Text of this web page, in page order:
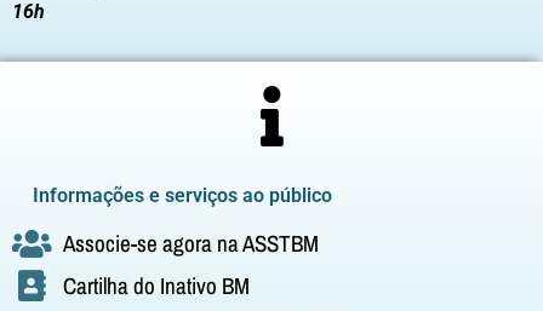
16h
Informações e serviços ao público
Associe-se agora na ASSTBM
Cartilha do Inativo BM